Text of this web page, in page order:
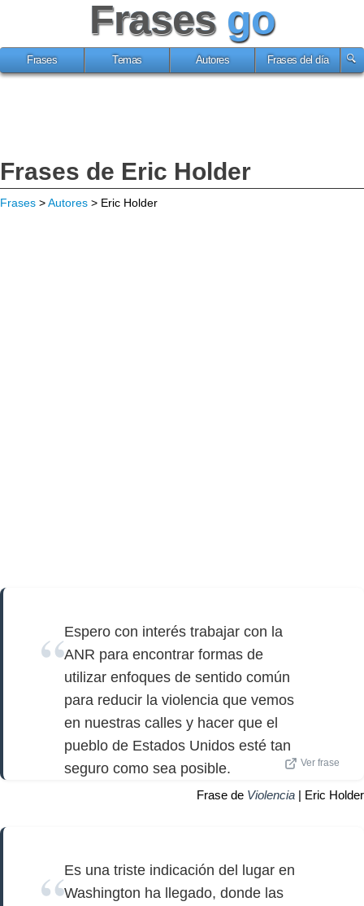
Frases go
Frases Temas Autores Frases del día
Frases de Eric Holder
Frases >Autores > Eric Holder
Espero con interés trabajar con la
ANR para encontrar formas de
utilizar enfoques de sentido común
para reducir la violencia que vemos
en nuestras calles y hacer que el
pueblo de Estados Unidos esté tan
seguro como sea posible.
Ver frase
Frase de Violencia | Eric Holder
Es una triste indicación del lugar en
Washington ha llegado, donde las